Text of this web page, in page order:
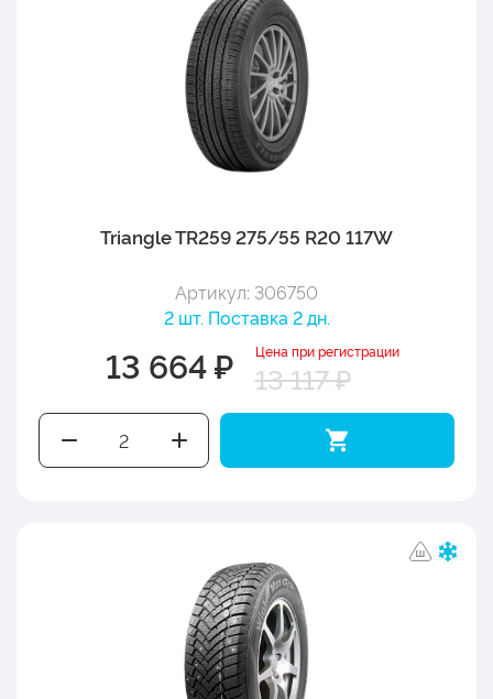
Triangle TR259 275/55 R20 117W
Артикул: 306750
2 шт. Поставка 2 дн.
13 664 ₽ Цена при регистрации
13 117 ₽